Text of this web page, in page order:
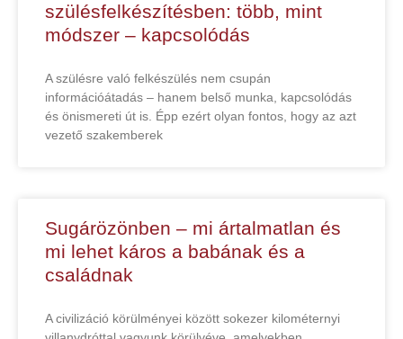
szülésfelkészítésben: több, mint
módszer – kapcsolódás
A szülésre való felkészülés nem csupán
információátadás – hanem belső munka, kapcsolódás
és önismereti út is. Épp ezért olyan fontos, hogy az azt
vezető szakemberek
Sugárözönben – mi ártalmatlan és
mi lehet káros a babának és a
családnak
A civilizáció körülményei között sokezer kilométernyi